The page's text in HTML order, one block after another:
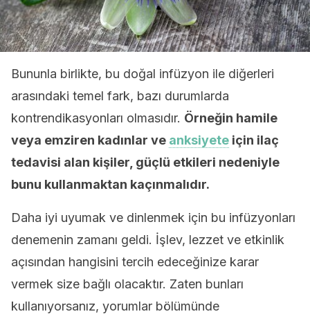
Bununla birlikte, bu doğal infüzyon ile diğerleri
arasındaki temel fark, bazı durumlarda
kontrendikasyonları olmasıdır. Örneğin hamile
veya emziren kadınlar ve anksiyete için ilaç
tedavisi alan kişiler, güçlü etkileri nedeniyle
bunu kullanmaktan kaçınmalıdır.
Daha iyi uyumak ve dinlenmek için bu infüzyonları
denemenin zamanı geldi. İşlev, lezzet ve etkinlik
açısından hangisini tercih edeceğinize karar
vermek size bağlı olacaktır. Zaten bunları
kullanıyorsanız, yorumlar bölümünde